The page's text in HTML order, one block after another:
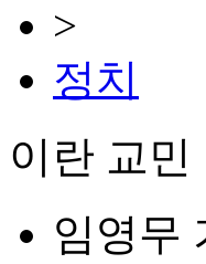
>
정치
이란 교
임영무